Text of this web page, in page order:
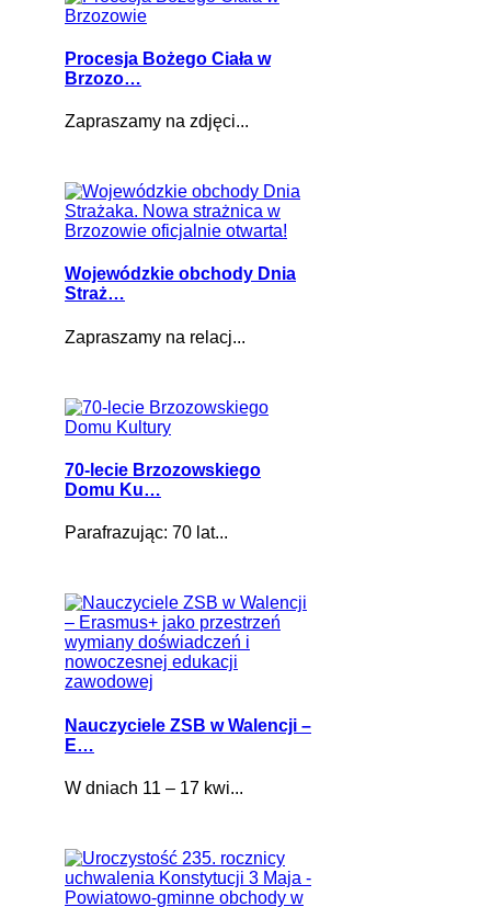
Procesja Bożego Ciała w
Brzozo…
Zapraszamy na zdjęci...
Wojewódzkie obchody Dnia
Straż…
Zapraszamy na relacj...
70-lecie Brzozowskiego
Domu Ku…
Parafrazując: 70 lat...
Nauczyciele ZSB w Walencji –
E…
W dniach 11 – 17 kwi...